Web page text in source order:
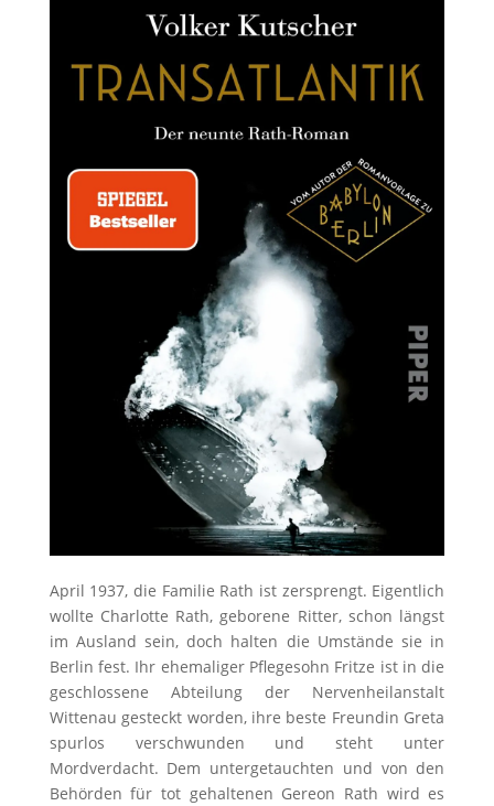
April 1937, die Familie Rath ist zersprengt. Eigentlich
wollte Charlotte Rath, geborene Ritter, schon längst
im Ausland sein, doch halten die Umstände sie in
Berlin fest. Ihr ehemaliger Pflegesohn Fritze ist in die
geschlossene Abteilung der Nervenheilanstalt
Wittenau gesteckt worden, ihre beste Freundin Greta
spurlos verschwunden und steht unter
Mordverdacht. Dem untergetauchten und von den
Behörden für tot gehaltenen Gereon Rath wird es